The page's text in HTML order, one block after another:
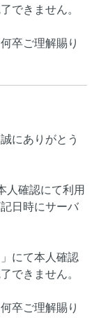
できません。
卒ご理解賜り
にありがとう
人確認にて利用
日時にサーバ
にて本人確認
できません。
卒ご理解賜り